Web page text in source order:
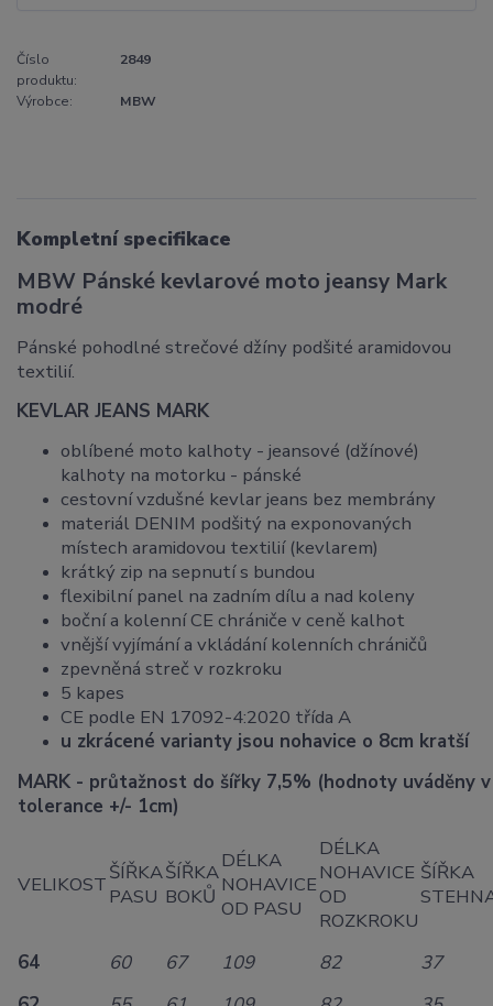
Číslo
produktu:
2849
Výrobce: MBW
Kompletní specifikace
MBW Pánské kevlarové moto jeansy Mark
modré
Pánské pohodlné strečové džíny podšité aramidovou
textilií.
KEVLAR JEANS MARK
oblíbené moto kalhoty - jeansové (džínové)
kalhoty na motorku - pánské
cestovní vzdušné kevlar jeans bez membrány
materiál DENIM podšitý na exponovaných
místech aramidovou textilií (kevlarem)
krátký zip na sepnutí s bundou
flexibilní panel na zadním dílu a nad koleny
boční a kolenní CE chrániče v ceně kalhot
vnější vyjímání a vkládání kolenních chráničů
zpevněná streč v rozkroku
5 kapes
CE podle EN 17092-4:2020 třída A
u zkrácené varianty jsou nohavice o 8cm kratší
MARK - průtažnost do šířky 7,5% (hodnoty uváděny v
tolerance +/- 1cm)
VELIKOSTŠÍŘKA
PASU
ŠÍŘKA
BOKŮ
DÉLKA
NOHAVICE
OD PASU
DÉLKA
NOHAVICE
OD
ROZKROKU
ŠÍŘKA
64 60 67 109 82
37